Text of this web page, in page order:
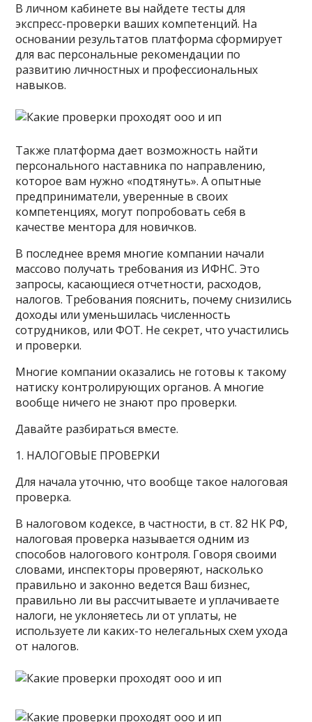
В личном кабинете вы найдете тесты для
экспресс-проверки ваших компетенций. На
основании результатов платформа сформирует
для вас персональные рекомендации по
развитию личностных и профессиональных
навыков.
Также платформа дает возможность найти
персонального наставника по направлению,
которое вам нужно «подтянуть». А опытные
предприниматели, уверенные в своих
компетенциях, могут попробовать себя в
качестве ментора для новичков.
В последнее время многие компании начали
массово получать требования из ИФНС. Это
запросы, касающиеся отчетности, расходов,
налогов. Требования пояснить, почему снизились
доходы или уменьшилась численность
сотрудников, или ФОТ. Не секрет, что участились
и проверки.
Многие компании оказались не готовы к такому
натиску контролирующих органов. А многие
вообще ничего не знают про проверки.
Давайте разбираться вместе.
1. НАЛОГОВЫЕ ПРОВЕРКИ
Для начала уточню, что вообще такое налоговая
проверка.
В налоговом кодексе, в частности, в ст. 82 НК РФ,
налоговая проверка называется одним из
способов налогового контроля. Говоря своими
словами, инспекторы проверяют, насколько
правильно и законно ведется Ваш бизнес,
правильно ли вы рассчитываете и уплачиваете
налоги, не уклоняетесь ли от уплаты, не
используете ли каких-то нелегальных схем ухода
от налогов.